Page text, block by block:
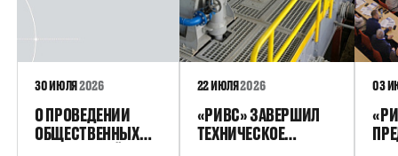
О ПРОВЕДЕНИИ
ОБЩЕСТВЕННЫХ
30 ИЮЛЯ 2026
«РИВС» ЗАВЕРШИЛ
ТЕХНИЧЕСКОЕ
22 ИЮЛЯ2026 03